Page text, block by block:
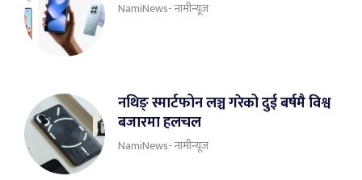
NamiNews- नामीन्यूज
नथिङ् स्मार्टफोन लञ्च गरेको दुई बर्षमै विश्व
बजारमा हलचल
NamiNews- नामीन्यूज